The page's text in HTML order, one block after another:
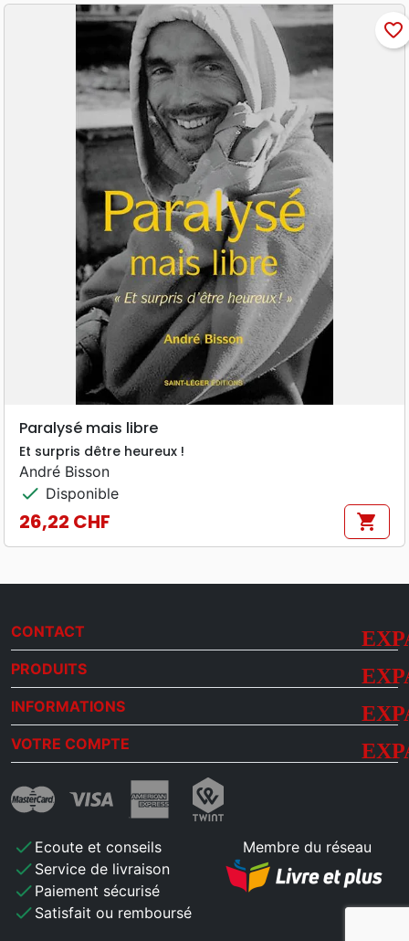
favorite_border
Paralysé mais libre
Et surpris dêtre heureux !
André Bisson
check Disponible
Prix
26,22 CHF shopping_cart
CONTACT
PRODUITS
INFORMATIONS
VOTRE COMPTE
check Ecoute et conseils
check Service de livraison
check Paiement sécurisé
check Satisfait ou remboursé
Membre du réseau